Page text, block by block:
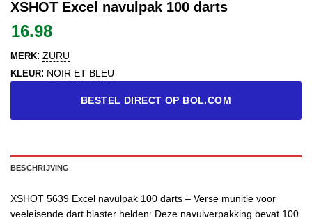
XSHOT Excel navulpak 100 darts
16.98
MERK: ZURU
KLEUR: NOIR ET BLEU
BESTEL DIRECT OP BOL.COM
BESCHRIJVING
XSHOT 5639 Excel navulpak 100 darts – Verse munitie voor
veeleisende dart blaster helden: Deze navulverpakking bevat 100